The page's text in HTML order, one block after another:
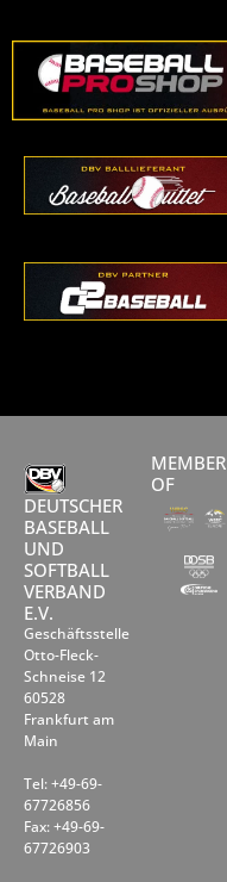
DEUTSCHER
BASEBALL
UND
SOFTBALL
VERBAND
E.V.
Geschäftsstelle
Otto-Fleck-
Schneise 12
60528
Frankfurt am
Main
Tel: +49-69-
67726856
Fax: +49-69-
67726903
MEMBER
OF